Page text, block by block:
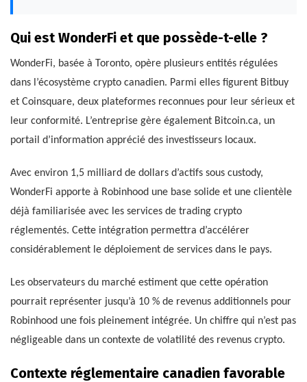
Qui est WonderFi et que possède-t-elle ?
WonderFi, basée à Toronto, opère plusieurs entités régulées
dans l’écosystème crypto canadien. Parmi elles figurent Bitbuy
et Coinsquare, deux plateformes reconnues pour leur sérieux et
leur conformité. L’entreprise gère également Bitcoin.ca, un
portail d’information apprécié des investisseurs locaux.
Avec environ 1,5 milliard de dollars d’actifs sous custody,
WonderFi apporte à Robinhood une base solide et une clientèle
déjà familiarisée avec les services de trading crypto
réglementés. Cette intégration permettra d’accélérer
considérablement le déploiement de services dans le pays.
Les observateurs du marché estiment que cette opération
pourrait représenter jusqu’à 10 % de revenus additionnels pour
Robinhood une fois pleinement intégrée. Un chiffre qui n’est pas
négligeable dans un contexte de volatilité des revenus crypto.
Contexte réglementaire canadien favorable